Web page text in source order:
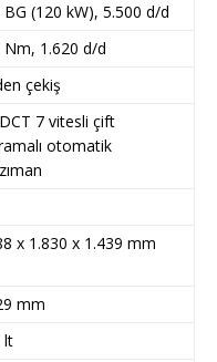
BG (120 kW), 5.500 d/d
Nm, 1.620 d/d
çekiş
7 vitesli çift
otomatik
x 1.830 x 1.439 mm
mm
lt